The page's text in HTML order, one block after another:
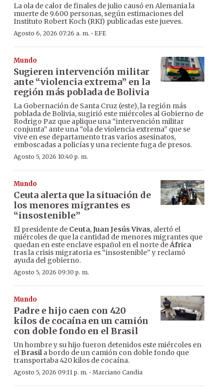
La ola de calor de finales de julio causó en Alemania la
muerte de 9.600 personas, según estimaciones del
Instituto Robert Koch (RKI) publicadas este jueves.
Agosto 6, 2026 07:26 a. m. · EFE
Mundo
Sugieren intervención militar
ante “violencia extrema” en la
región más poblada de Bolivia
La Gobernación de Santa Cruz (este), la región más
poblada de Bolivia, sugirió este miércoles al Gobierno de
Rodrigo Paz que aplique una “intervención militar
conjunta” ante una “ola de violencia extrema” que se
vive en ese departamento tras varios asesinatos,
emboscadas a policías y una reciente fuga de presos.
Agosto 5, 2026 10:40 p. m.
Mundo
Ceuta alerta que la situación de
los menores migrantes es
“insostenible”
El presidente de Ceuta,Juan Jesús Vivas, alertó el
miércoles de que la cantidad de menores migrantes que
quedan en este enclave español en el norte deÁfrica
tras la crisis migratoria es “insostenible” y reclamó
ayuda del gobierno.
Agosto 5, 2026 09:30 p. m.
Mundo
Padre e hijo caen con 420
kilos de cocaína en un camión
con doble fondo en el Brasil
Un hombre y su hijo fueron detenidos este miércoles en
el Brasila bordo de un camión con doble fondo que
transportaba 420 kilos de cocaína.
Agosto 5, 2026 09:11 p. m. · Marciano Candia